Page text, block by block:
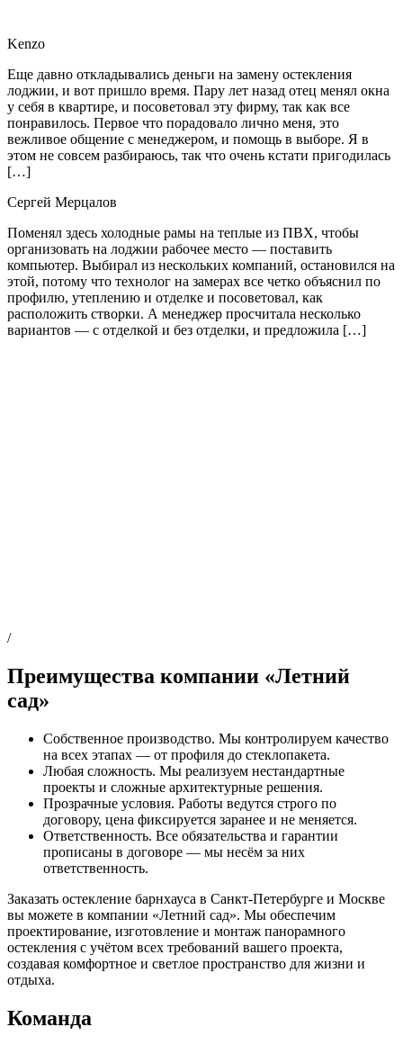
Kenzo
Еще давно откладывались деньги на замену остекления
лоджии, и вот пришло время. Пару лет назад отец менял окна
у себя в квартире, и посоветовал эту фирму, так как все
понравилось. Первое что порадовало лично меня, это
вежливое общение с менеджером, и помощь в выборе. Я в
этом не совсем разбираюсь, так что очень кстати пригодилась
[…]
Сергей Мерцалов
Поменял здесь холодные рамы на теплые из ПВХ, чтобы
организовать на лоджии рабочее место — поставить
компьютер. Выбирал из нескольких компаний, остановился на
этой, потому что технолог на замерах все четко объяснил по
профилю, утеплению и отделке и посоветовал, как
расположить створки. А менеджер просчитала несколько
вариантов — с отделкой и без отделки, и предложила […]
/
Преимущества компании «Летний
сад»
Собственное производство. Мы контролируем качество
на всех этапах — от профиля до стеклопакета.
Любая сложность. Мы реализуем нестандартные
проекты и сложные архитектурные решения.
Прозрачные условия. Работы ведутся строго по
договору, цена фиксируется заранее и не меняется.
Ответственность. Все обязательства и гарантии
прописаны в договоре — мы несём за них
ответственность.
Заказать остекление барнхауса в Санкт-Петербурге и Москве
вы можете в компании «Летний сад». Мы обеспечим
проектирование, изготовление и монтаж панорамного
остекления с учётом всех требований вашего проекта,
создавая комфортное и светлое пространство для жизни и
отдыха.
Команда